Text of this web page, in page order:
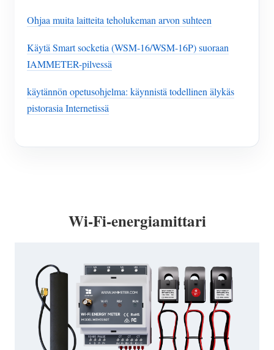
Ohjaa muita laitteita teholukeman arvon suhteen
Käytä Smart socketia (WSM-16/WSM-16P) suoraan
IAMMETER-pilvessä
käytännön opetusohjelma: käynnistä todellinen älykäs
pistorasia Internetissä
Wi-Fi-energiamittari